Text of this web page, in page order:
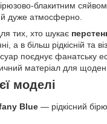
блакитним
й дуже атмосферно.
тих, хто шукає
а в більш рідкісній та
поєднує фанатську
матеріал для
моделі
Blue — рідкісний